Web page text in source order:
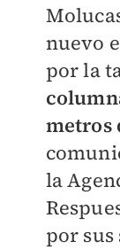
nuevo
por la
metros
la
por